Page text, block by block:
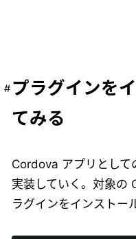
プラグインを
てみる
Cordova アプリとして
実装していく。対象の
ラグインをインストー